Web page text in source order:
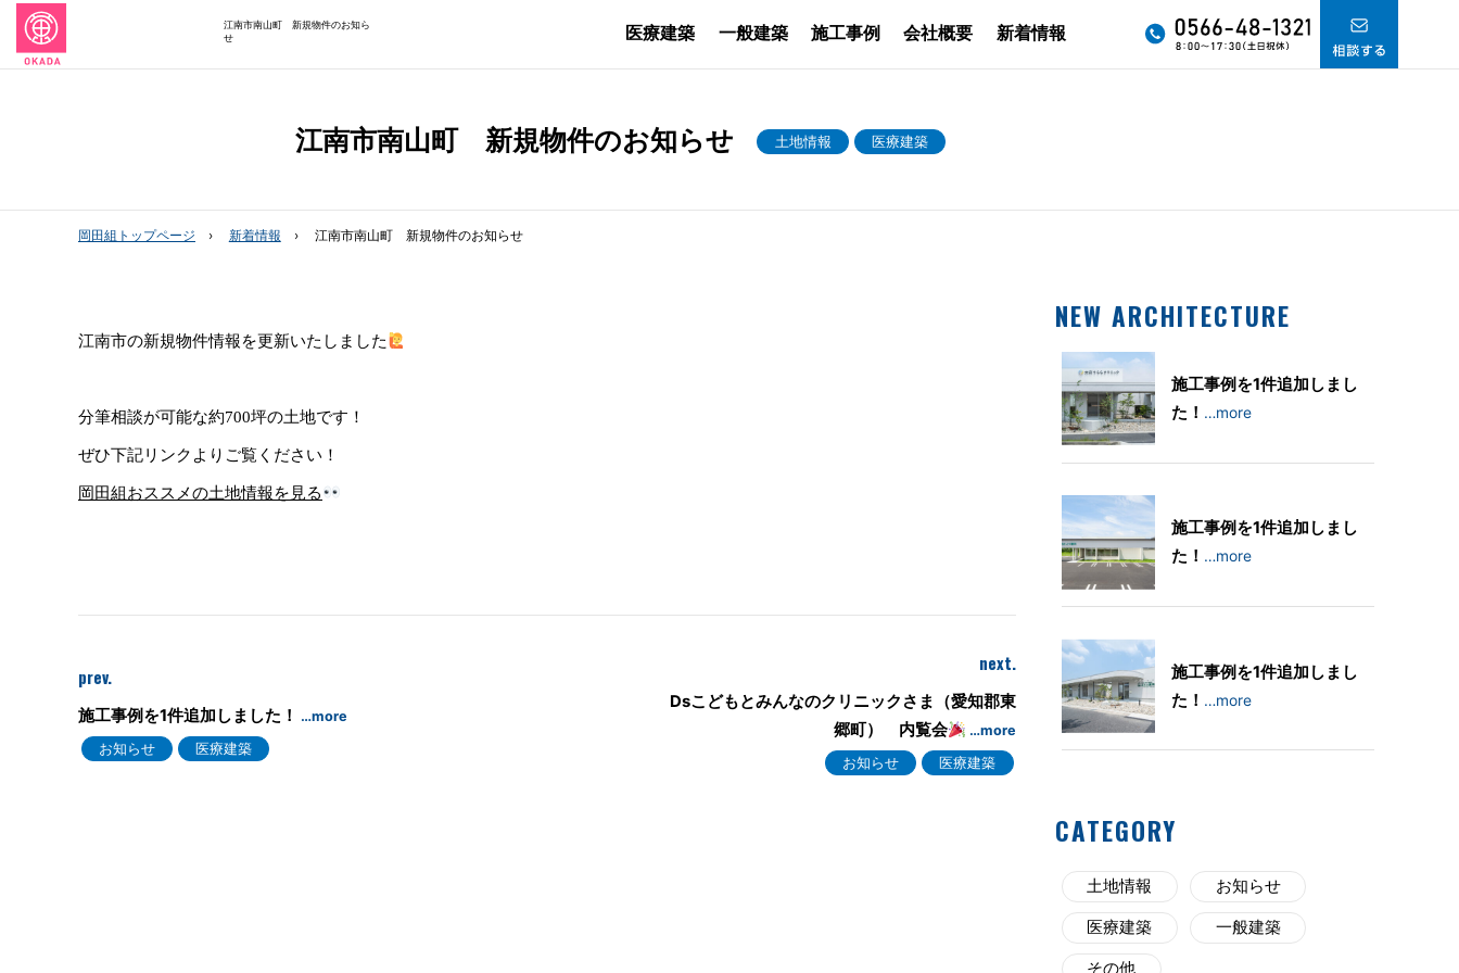
江南市南山町 新規物件のお知ら
せ
医療建築 一般建築 施工事例 会社概要 新着情報
江南市南山町 新規物件のお知らせ 土地情報 医療建築
岡田組トップページ 新着情報 江南市南山町 新規物件のお知らせ
江南市の新規物件情報を更新いたしました
分筆相談が可能な約700坪の土地です！
ぜひ下記リンクよりご覧ください！
岡田組おススメの土地情報を見る
prev.
施工事例を1件追加しました！
…more
お知らせ
医療建築
next.
Dsこどもとみんなのクリニックさま（愛知郡東
郷町） 内覧会
…more
お知らせ
医療建築
NEW ARCHITECTURE
施工事例を1件追加しまし
た！ …more
施工事例を1件追加しまし
た！ …more
施工事例を1件追加しまし
た！ …more
CATEGORY
土地情報 お知らせ
医療建築 一般建築